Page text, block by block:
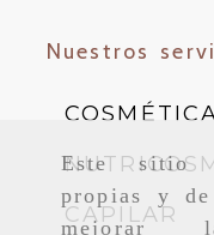
Este sitio
propias y
mejorar
Nuestros
CAPILAR